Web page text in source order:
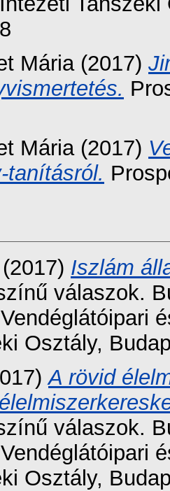
Mária(2017)
Mária(2017)
tanításról.
(2017) Iszlám
válaszok.
Osztály,
A rövid
válaszok.
Osztály,